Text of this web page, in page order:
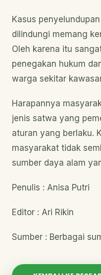
Kasus
dilindungi memang
Oleh karena itu
penegakan hukum
warga sekitar
Harapannya
jenis satwa yang
aturan yang berlaku.
masyarakat tidak
sumber daya alam
Penulis : Anisa Putri
Editor : Ari Rikin
Sumber : Berbagai